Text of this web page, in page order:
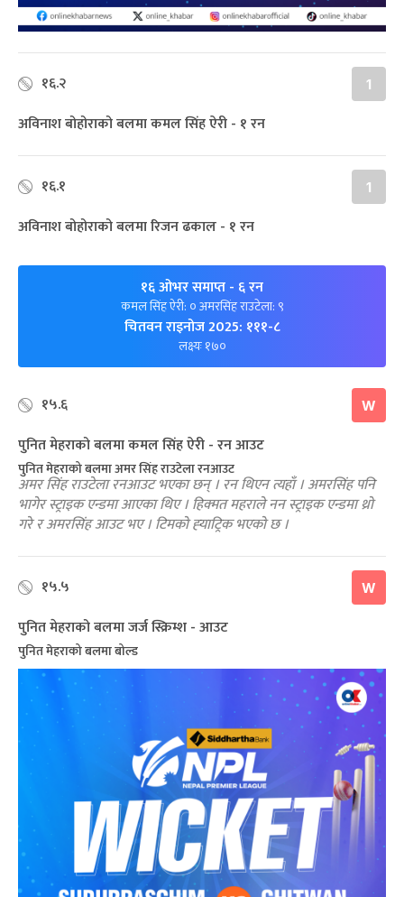
१६.२ 1
अविनाश बोहोराको बलमा कमल सिंह ऐरी - १ रन
१६.१ 1
अविनाश बोहोराको बलमा रिजन ढकाल - १ रन
१६ ओभर समाप्त- ६ रन
कमल सिंह ऐरी: ० अमरसिंह राउटेला: ९
चितवन राइनोज 2025: १११-८
लक्ष्यः १७०
१५.६ W
पुनित मेहराको बलमा कमल सिंह ऐरी - रन आउट
पुनित मेहराको बलमा अमर सिंह राउटेला रनआउट
अमर सिंह राउटेला रनआउट भएका छन् । रन थिएन त्यहाँ । अमरसिंह पनि
भागेर स्ट्राइक एन्डमा आएका थिए । हिक्मत महराले नन स्ट्राइक एन्डमा थ्रो
गरे र अमरसिंह आउट भए । टिमको ह्‍याट्रिक भएको छ ।
१५.५ W
पुनित मेहराको बलमा जर्ज स्क्रिम्श - आउट
पुनित मेहराको बलमा बोल्ड